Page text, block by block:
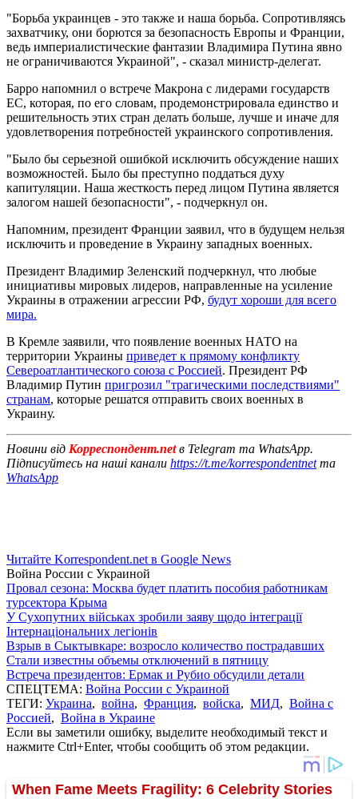
"Борьба украинцев - это также и наша борьба. Сопротивляясь
захватчику, они борются за безопасность Европы и Франции,
ведь империалистические фантазии Владимира Путина явно
не ограничиваются Украиной", - сказал министр-делегат.
Барро напомнил о встрече Макрона с лидерами государств
ЕС, которая, по его словам, продемонстрировала единство и
решительность этих стран делать больше, лучше и иначе для
удовлетворения потребностей украинского сопротивления.
"Было бы серьезной ошибкой исключить обсуждение наших
возможностей. Было бы преступно поддаться духу
капитуляции. Наша жесткость перед лицом Путина является
залогом нашей безопасности", - подчеркнул он.
Напомним, президент Франции заявил, что в будущем нельзя
исключить и проведение в Украину западных военных.
Президент Владимир Зеленский подчеркнул, что любые
инициативы мировых лидеров, направленные на усиление
Украины в отражении агрессии РФ, будут хороши для всего
мира.
В Кремле заявили, что появление военных НАТО на
территории Украины приведет к прямому конфликту
Североатлантического союза с Россией. Президент РФ
Владимир Путин пригрозил "трагическими последствиями"
странам, которые решатся отправить своих военных в
Украину.
Новини від Корреспондент.netв Telegram та WhatsApp.
Підписуйтесь на наші канали https://t.me/korrespondentnetта
WhatsApp
Читайте Korrespondent.net в Google News
Война России с Украиной
Провал сезона: Москва будет платить пособия работникам
турсектора Крыма
У Сухопутних військах зробили заяву щодо інтеграції
Інтернаціональних легіонів
Взрыв в Сыктывкаре: возросло количество пострадавших
Стали известны объемы отключений в пятницу
Встреча президентов: Ермак и Рубио обсудили детали
СПЕЦТЕМА: Война России с Украиной
ТЕГИ: Украина, война, Франция, войска, МИД, Война с
Россией, Война в Украине
Если вы заметили ошибку, выделите необходимый текст и
нажмите Ctrl+Enter, чтобы сообщить об этом редакции.